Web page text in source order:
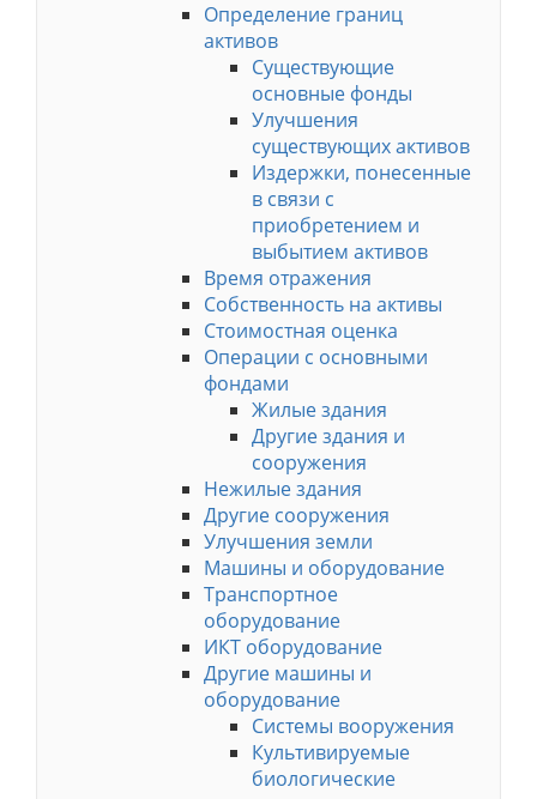
Определение границ
активов
Существующие
основные фонды
Улучшения
существующих активов
Издержки, понесенные
в связи с
приобретением и
выбытием активов
Время отражения
Собственность на активы
Стоимостная оценка
Операции с основными
фондами
Жилые здания
Другие здания и
сооружения
Нежилые здания
Другие сооружения
Улучшения земли
Машины и оборудование
Транспортное
оборудование
ИКТ оборудование
Другие машины и
оборудование
Системы вооружения
Культивируемые
биологические